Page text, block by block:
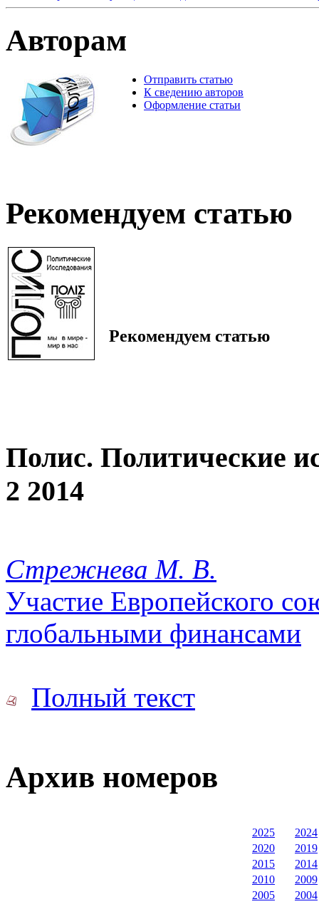
Авторам
Отправить статью
К сведению авторов
Оформление статьи
Рекомендуем статью
Рекомендуем статью
Полис. Политические
2 2014
Стрежнева М. В.
Участие Европейского
глобальными финансами
Полный текст
Архив номеров
2025
2024
2020
2019
2015
2014
2010
2009
2005
2004